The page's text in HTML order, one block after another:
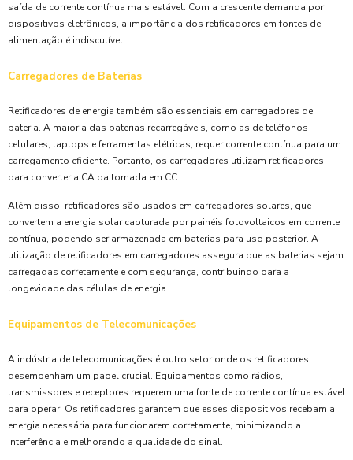
saída de corrente contínua mais estável. Com a crescente demanda por
dispositivos eletrônicos, a importância dos retificadores em fontes de
alimentação é indiscutível.
Carregadores de Baterias
Retificadores de energia também são essenciais em carregadores de
bateria. A maioria das baterias recarregáveis, como as de teléfonos
celulares, laptops e ferramentas elétricas, requer corrente contínua para um
carregamento eficiente. Portanto, os carregadores utilizam retificadores
para converter a CA da tomada em CC.
Além disso, retificadores são usados em carregadores solares, que
convertem a energia solar capturada por painéis fotovoltaicos em corrente
contínua, podendo ser armazenada em baterias para uso posterior. A
utilização de retificadores em carregadores assegura que as baterias sejam
carregadas corretamente e com segurança, contribuindo para a
longevidade das células de energia.
Equipamentos de Telecomunicações
A indústria de telecomunicações é outro setor onde os retificadores
desempenham um papel crucial. Equipamentos como rádios,
transmissores e receptores requerem uma fonte de corrente contínua estável
para operar. Os retificadores garantem que esses dispositivos recebam a
energia necessária para funcionarem corretamente, minimizando a
interferência e melhorando a qualidade do sinal.